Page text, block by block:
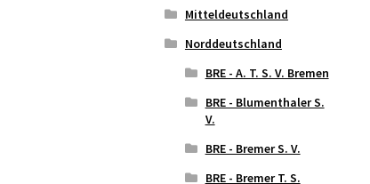
Mitteldeutschland
Norddeutschland
BRE - A. T. S. V. Bremen
BRE - Blumenthaler S.
V.
BRE - Bremer S. V.
BRE - Bremer T. S.